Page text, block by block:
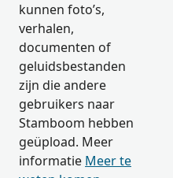
kunnen foto’s,
verhalen,
documenten of
geluidsbestanden
zijn die andere
gebruikers naar
Stamboom hebben
geüpload. Meer
informatie Meer te